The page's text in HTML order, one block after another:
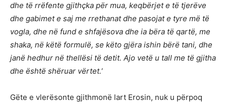
dhe të rrëfente gjithçka për mua, keqbërjet e të tjerëve
dhe gabimet e saj me rrethanat dhe pasojat e tyre më të
vogla, dhe në fund e shfajësova dhe ia bëra të qartë, me
shaka, në këtë formulë, se këto gjëra ishin bërë tani, dhe
janë hedhur në thellësi të detit. Ajo vetë u tall me të gjitha
dhe është shëruar vërtet.‘
Gëte e vlerësonte gjithmonë lart Erosin, nuk u përpoq